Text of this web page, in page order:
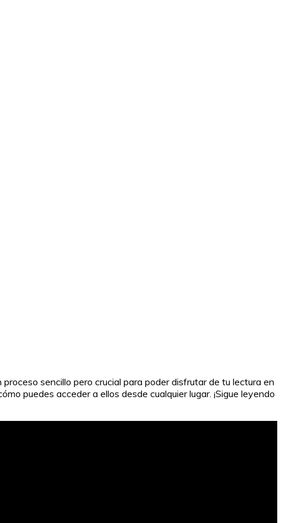
sencillo pero crucial para poder disfrutar de tu lectura en
puedes acceder a ellos desde cualquier lugar. ¡Sigue leyendo